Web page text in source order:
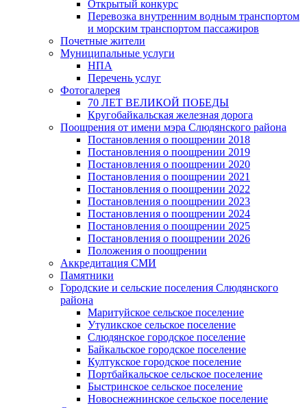
Открытый конкурс
Перевозка внутренним водным транспортом
и морским транспортом пассажиров
Почетные жители
Муниципальные услуги
НПА
Перечень услуг
Фотогалерея
70 ЛЕТ ВЕЛИКОЙ ПОБЕДЫ
Кругобайкальская железная дорога
Поощрения от имени мэра Слюдянского района
Постановления о поощрении 2018
Постановления о поощрении 2019
Постановления о поощрении 2020
Постановления о поощрении 2021
Постановления о поощрении 2022
Постановления о поощрении 2023
Постановления о поощрении 2024
Постановления о поощрении 2025
Постановления о поощрении 2026
Положения о поощрении
Аккредитация СМИ
Памятники
Городские и сельские поселения Слюдянского
района
Маритуйское сельское поселение
Утуликское сельское поселение
Слюдянское городское поселение
Байкальское городское поселение
Култукское городское поселение
Портбайкальское сельское поселение
Быстринское сельское поселение
Новоснежнинское сельское поселение